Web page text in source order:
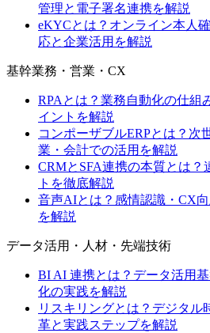
管理と電子署名連携を解説
eKYCとは？オンライン本人
応と企業活用を解説
基幹業務・営業・CX
RPAとは？業務自動化の仕組
イントを解説
コンポーザブルERPとは？次
業・会計での活用を解説
CRMとSFA連携の本質とは？
トを徹底解説
音声AIとは？感情認識・CX
を解説
データ活用・人材・先端技術
BI AI 連携とは？データ活用
化の実践を解説
リスキリングとは？デジタル
革と実践ステップを解説